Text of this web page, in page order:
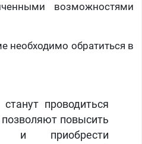
возможностями
необходимо обратиться в
проводиться
повысить
и приобрести